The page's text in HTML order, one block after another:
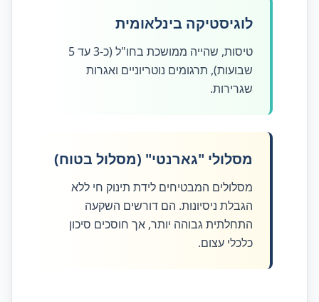
לוגיסטיקה בינלאומית
טיסות, שהייה ממושכת בחו"ל (כ-3 עד 5
שבועות), תרגומים נוטריוניים ואגרות
שגרירות.
מסלולי "גארנטי" (מסלול בטוח)
מסלולים המבטיחים לידת תינוק חי ללא
הגבלת ניסיונות. הם דורשים השקעה
התחלתית גבוהה יותר, אך חוסכים סיכון
כלכלי עצום.